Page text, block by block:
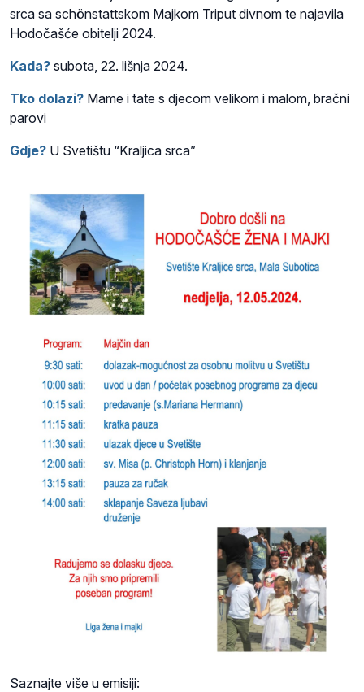
srca sa schönstattskom Majkom Triput divnom te najavila
Hodočašće obitelji 2024.
Kada? subota, 22. lišnja 2024.
Tko dolazi? Mame i tate s djecom velikom i malom, bračni
parovi
Gdje? U Svetištu “Kraljica srca”
Saznajte više u emisiji: